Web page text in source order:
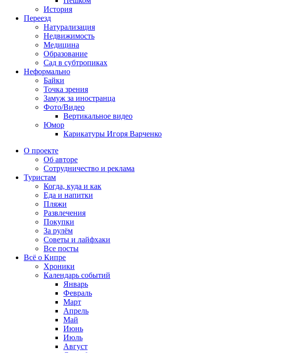
История
Переезд
Натурализация
Недвижимость
Медицина
Образование
Сад в субтропиках
Неформально
Байки
Точка зрения
Замуж за иностранца
Фото/Видео
Вертикальное видео
Юмор
Карикатуры Игоря Варченко
О проекте
Об авторе
Сотрудничество и реклама
Туристам
Когда, куда и как
Еда и напитки
Пляжи
Развлечения
Покупки
За рулём
Советы и лайфхаки
Все посты
Всё о Кипре
Хроники
Календарь событий
Январь
Февраль
Март
Апрель
Май
Июнь
Июль
Август